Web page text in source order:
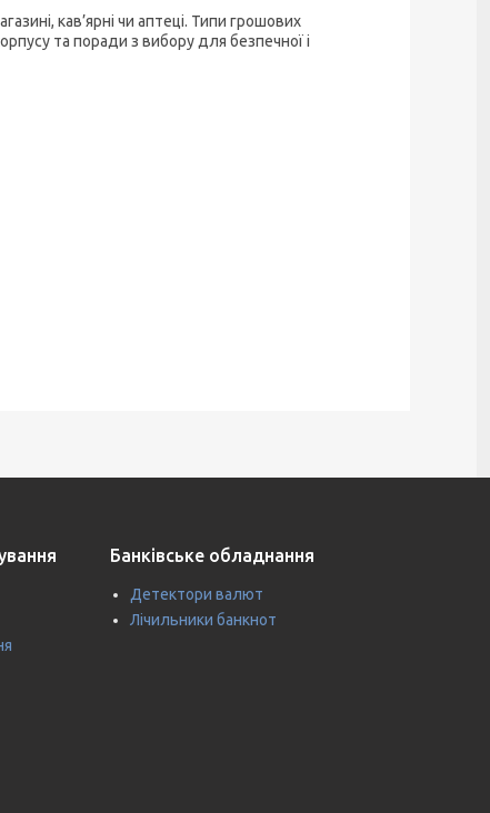
кав’ярні чи аптеці. Типи грошових
та поради з вибору для безпечної і
Банківське обладнання
Детектори валют
Лічильники банкнот